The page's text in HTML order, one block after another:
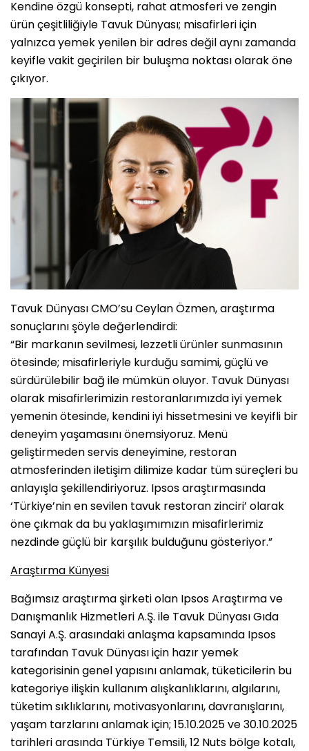
Kendine özgü konsepti, rahat atmosferi ve zengin
ürün çeşitliliğiyle Tavuk Dünyası; misafirleri için
yalnızca yemek yenilen bir adres değil aynı zamanda
keyifle vakit geçirilen bir buluşma noktası olarak öne
çıkıyor.
Tavuk Dünyası CMO’su Ceylan Özmen, araştırma
sonuçlarını şöyle değerlendirdi:
“Bir markanın sevilmesi, lezzetli ürünler sunmasının
ötesinde; misafirleriyle kurduğu samimi, güçlü ve
sürdürülebilir bağ ile mümkün oluyor. Tavuk Dünyası
olarak misafirlerimizin restoranlarımızda iyi yemek
yemenin ötesinde, kendini iyi hissetmesini ve keyifli bir
deneyim yaşamasını önemsiyoruz. Menü
geliştirmeden servis deneyimine, restoran
atmosferinden iletişim dilimize kadar tüm süreçleri bu
anlayışla şekillendiriyoruz. Ipsos araştırmasında
‘Türkiye’nin en sevilen tavuk restoran zinciri’ olarak
öne çıkmak da bu yaklaşımımızın misafirlerimiz
nezdinde güçlü bir karşılık bulduğunu gösteriyor.”
Araştırma Künyesi
Bağımsız araştırma şirketi olan Ipsos Araştırma ve
Danışmanlık Hizmetleri A.Ş. ile Tavuk Dünyası Gıda
Sanayi A.Ş. arasındaki anlaşma kapsamında Ipsos
tarafından Tavuk Dünyası için hazır yemek
kategorisinin genel yapısını anlamak, tüketicilerin bu
kategoriye ilişkin kullanım alışkanlıklarını, algılarını,
tüketim sıklıklarını, motivasyonlarını, davranışlarını,
yaşam tarzlarını anlamak için; 15.10.2025 ve 30.10.2025
tarihleri arasında Türkiye Temsili, 12 Nuts bölge kotalı,